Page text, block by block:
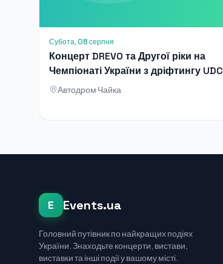
Субота, 08 серпня
Концерт DREVO та Другої ріки на
Чемпіонаті України з дріфтингу UDC
2026
Автодром Чайка
E Events.ua
Головний путівник по найкращих подіях
України. Знаходьте концерти, вистави,
виставки та інші події у вашому місті.